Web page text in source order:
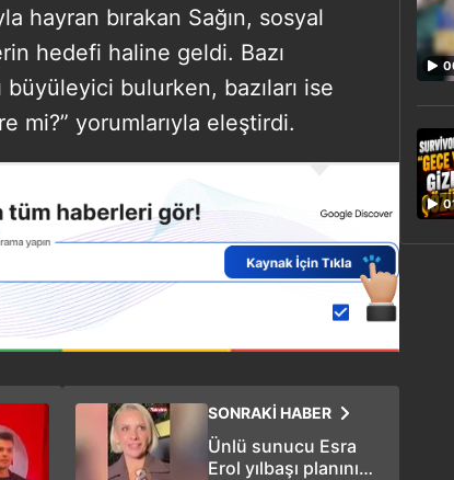
hayran bırakan Sağın, sosyal
hedefi haline geldi. Bazı
büyüleyici bulurken, bazıları ise
mi?” yorumlarıyla eleştirdi.
SONRAKİ HABER
Ünlü sunucu Esra
Erol yılbaşı planını